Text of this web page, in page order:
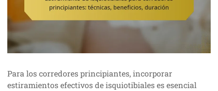
Para los corredores principiantes, incorporar
estiramientos efectivos de isquiotibiales es esencial